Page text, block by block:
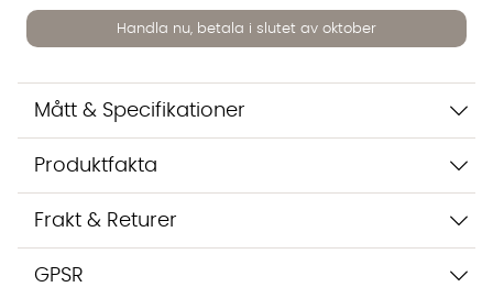
Handla nu, betala i slutet av oktober
Mått & Specifikationer
Produktfakta
Frakt & Returer
GPSR
sparas i upp till 24 timmar för att kunna hjälpa dig. Vi delar
inte dina uppgifter med tredje part. Läs mer i vår
Jag godkänner att konversationen sparas